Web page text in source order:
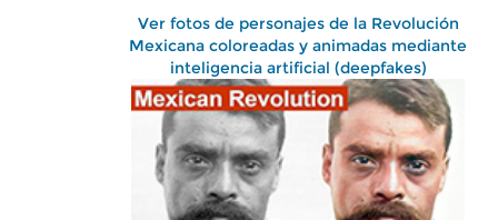
Ver fotos de personajes de la Revolución
Mexicana coloreadas y animadas mediante
inteligencia artificial (deepfakes)